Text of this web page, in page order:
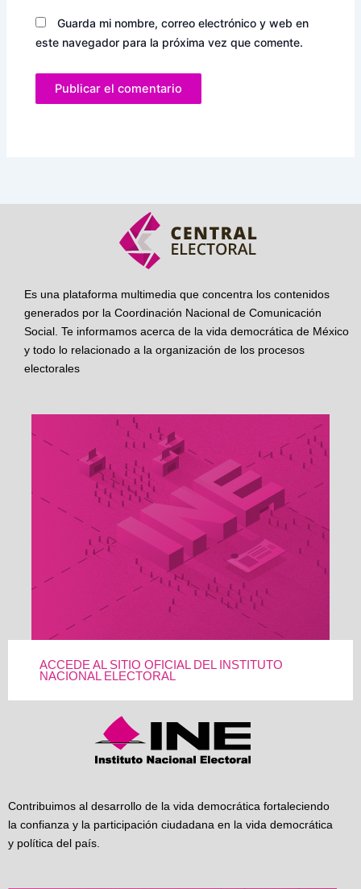
Guarda mi nombre, correo electrónico y web en
este navegador para la próxima vez que comente.
Es una plataforma multimedia que concentra los contenidos
generados por la Coordinación Nacional de Comunicación
Social. Te informamos acerca de la vida democrática de México
y todo lo relacionado a la organización de los procesos
electorales
ACCEDE AL SITIO OFICIAL DEL INSTITUTO
NACIONAL ELECTORAL
Contribuimos al desarrollo de la vida democrática fortaleciendo
la confianza y la participación ciudadana en la vida democrática
y política del país.